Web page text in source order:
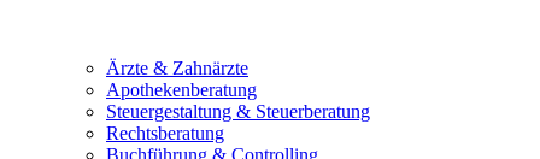
Ärzte & Zahnärzte
Apothekenberatung
Steuergestaltung & Steuerberatung
Rechtsberatung
Buchführung & Controlling